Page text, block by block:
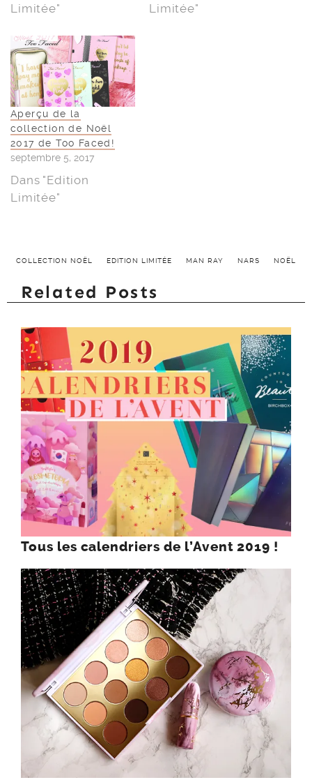
Limitée"
Limitée"
Aperçu de la
collection de Noël
2017 de Too Faced!
septembre 5, 2017
Dans "Edition
Limitée"
COLLECTION NOËL EDITION LIMITÉE MAN RAY NARS NOËL
Related Posts
Tous les calendriers de l’Avent 2019 !